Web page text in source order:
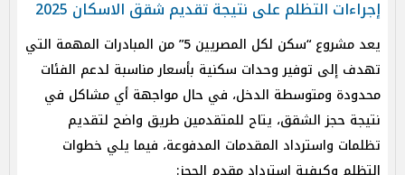
إجراءات التظلم على نتيجة تقديم شقق الاسكان 2025
يعد مشروع “سكن لكل المصريين 5” من المبادرات المهمة التي
تهدف إلى توفير وحدات سكنية بأسعار مناسبة لدعم الفئات
محدودة ومتوسطة الدخل، في حال مواجهة أي مشاكل في
نتيجة حجز الشقق، يتاح للمتقدمين طريق واضح لتقديم
تظلمات واسترداد المقدمات المدفوعة، فيما يلي خطوات